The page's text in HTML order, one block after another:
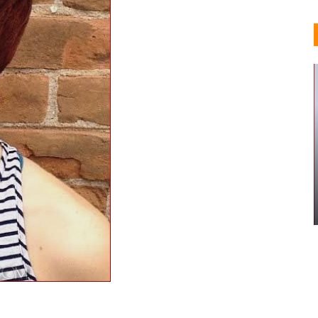
50 Sensacionales Ideas De
Valeria Lorenza